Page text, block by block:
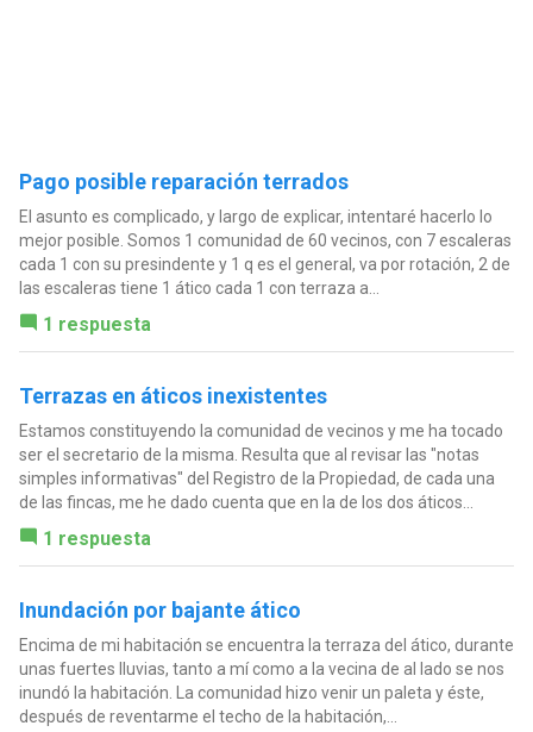
Pago posible reparación terrados
El asunto es complicado, y largo de explicar, intentaré hacerlo lo
mejor posible. Somos 1 comunidad de 60 vecinos, con 7 escaleras
cada 1 con su presindente y 1 q es el general, va por rotación, 2 de
las escaleras tiene 1 ático cada 1 con terraza a...
1 respuesta
Terrazas en áticos inexistentes
Estamos constituyendo la comunidad de vecinos y me ha tocado
ser el secretario de la misma. Resulta que al revisar las "notas
simples informativas" del Registro de la Propiedad, de cada una
de las fincas, me he dado cuenta que en la de los dos áticos...
1 respuesta
Inundación por bajante ático
Encima de mi habitación se encuentra la terraza del ático, durante
unas fuertes lluvias, tanto a mí como a la vecina de al lado se nos
inundó la habitación. La comunidad hizo venir un paleta y éste,
después de reventarme el techo de la habitación,...